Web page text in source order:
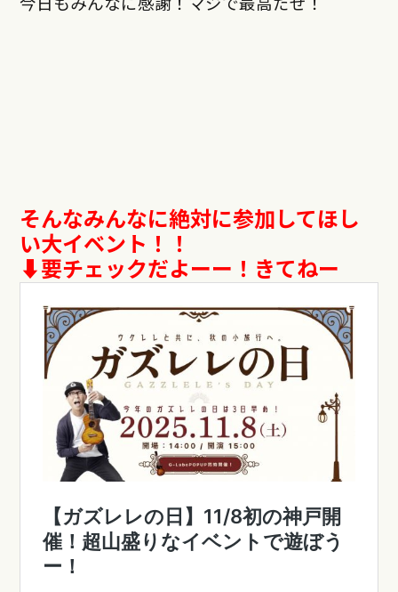
そんなみんなに絶対に参加してほし
い大イベント！！
⬇︎要チェックだよーー！きてねー